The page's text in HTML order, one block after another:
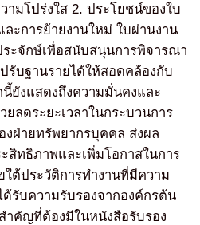
มโปร่งใส 2. ประโยชน์ของใบ
ะการย้ายงานใหม่ ใบผ่านงาน
ะจักษ์เพื่อสนับสนุนการพิจารณา
รับฐานรายได้ให้สอดคล้องกับ
ยังแสดงถึงความมั่นคงและ
ลดระยะเวลาในกระบวนการ
ฝ่ายทรัพยากรบุคคล ส่งผล
สิทธิภาพและเพิ่มโอกาสในการ
ใต้ประวัติการทำงานที่มีความ
รับความรับรองจากองค์กรต้น
ำคัญที่ต้องมีในหนังสือรับรอง